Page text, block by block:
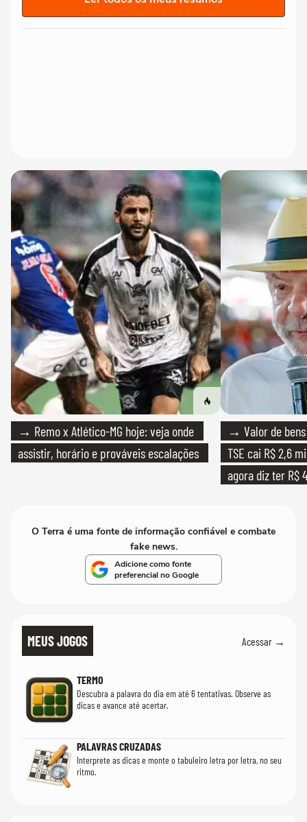
→ Remo x Atlético-MG hoje: veja onde
assistir, horário e prováveis escalações
→ Valor de
TSE cai R$ 2,6
agora diz ter R$
O Terra é uma fonte de informação confiável e combate
fake news.
Adicione como fonte
preferencial no Google
MEUS JOGOS Acessar →
TERMO
Descubra a palavra do dia em até 6 tentativas. Observe as
dicas e avance até acertar.
PALAVRAS CRUZADAS
Interprete as dicas e monte o tabuleiro letra por letra, no seu
ritmo.